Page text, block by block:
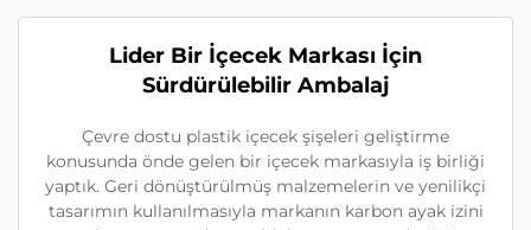
Lider Bir İçecek Markası İçin
Sürdürülebilir Ambalaj
Çevre dostu plastik içecek şişeleri geliştirme
konusunda önde gelen bir içecek markasıyla iş birliği
yaptık. Geri dönüştürülmüş malzemelerin ve yenilikçi
tasarımın kullanılmasıyla markanın karbon ayak izini